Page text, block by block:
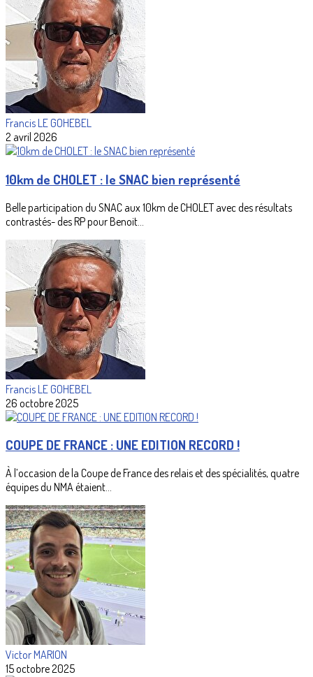
Francis LE GOHEBEL
2 avril 2026
10km de CHOLET : le SNAC bien représenté
Belle participation du SNAC aux 10km de CHOLET avec des résultats
contrastés- des RP pour Benoit...
Francis LE GOHEBEL
26 octobre 2025
COUPE DE FRANCE : UNE EDITION RECORD !
À l’occasion de la Coupe de France des relais et des spécialités, quatre
équipes du NMA étaient...
Victor MARION
15 octobre 2025